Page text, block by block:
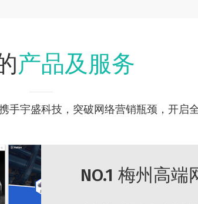
产品及服务
手宇盛科技，突破网络营销瓶颈，开启
NO.1 梅州高端